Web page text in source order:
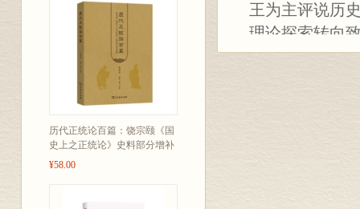
历代正统论百篇：饶宗颐《国
史上之正统论》史料部分增补
¥58.00
王为主评说历
理论探索转向
把历史写得好